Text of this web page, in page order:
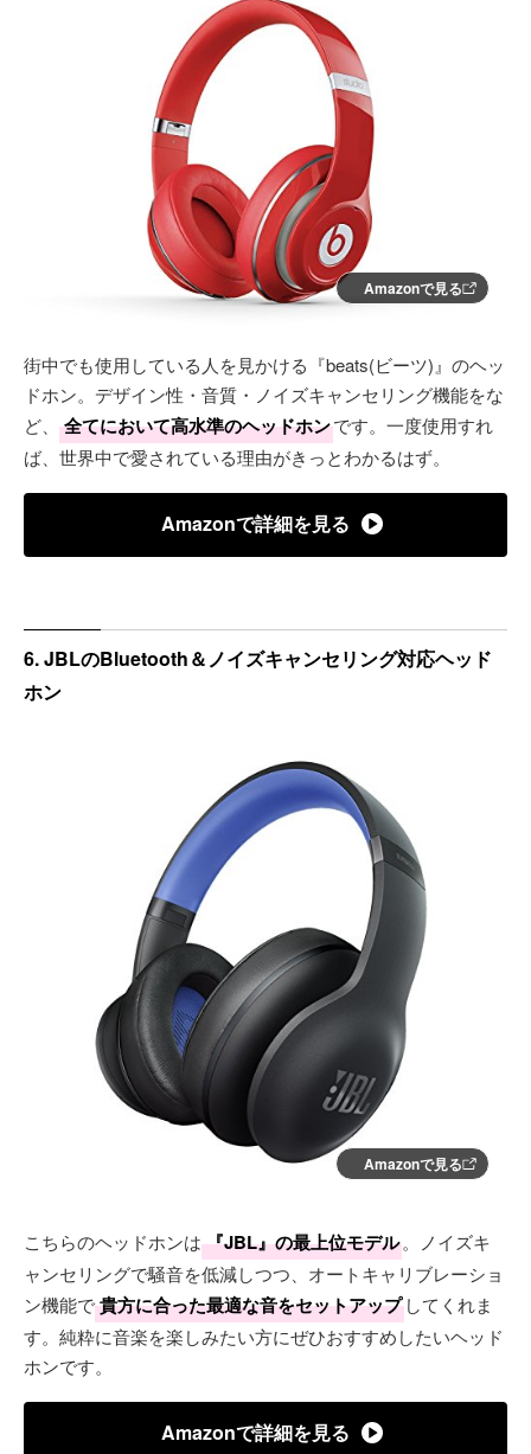
Amazonで見る
街中でも使用している人を見かける『beats(ビーツ)』のヘッ
ドホン。デザイン性・音質・ノイズキャンセリング機能をな
ど、
全てにおいて高水準のヘッドホンです。一度使用すれ
ば、世界中で愛されている理由がきっとわかるはず。
Amazonで詳細を見る
6. JBLのBluetooth＆ノイズキャンセリング対応ヘッド
ホン
Amazonで見る
こちらのヘッドホンは 『JBL』の最上位モデル。ノイズキ
ャンセリングで騒音を低減しつつ、オートキャリブレーショ
ン機能で貴方に合った最適な音をセットアップ してくれま
す。純粋に音楽を楽しみたい方にぜひおすすめしたいヘッド
ホンです。
Amazonで詳細を見る